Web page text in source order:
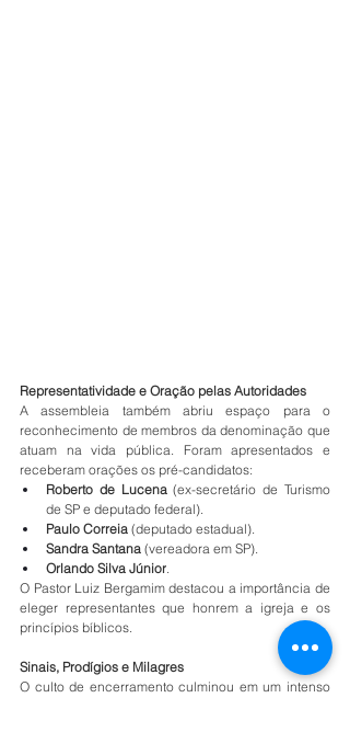
Representatividade e Oração pelas Autoridades
A assembleia também abriu espaço para o
reconhecimento de membros da denominação que
atuam na vida pública. Foram apresentados e
receberam orações os pré-candidatos:
Roberto de Lucena (ex-secretário de Turismo
de SP e deputado federal).
Paulo Correia (deputado estadual).
Sandra Santana (vereadora em SP).
Orlando Silva Júnior.
O Pastor Luiz Bergamim destacou a importância de
eleger representantes que honrem a igreja e os
princípios bíblicos.
Sinais, Prodígios e Milagres
O culto de encerramento culminou em um intenso